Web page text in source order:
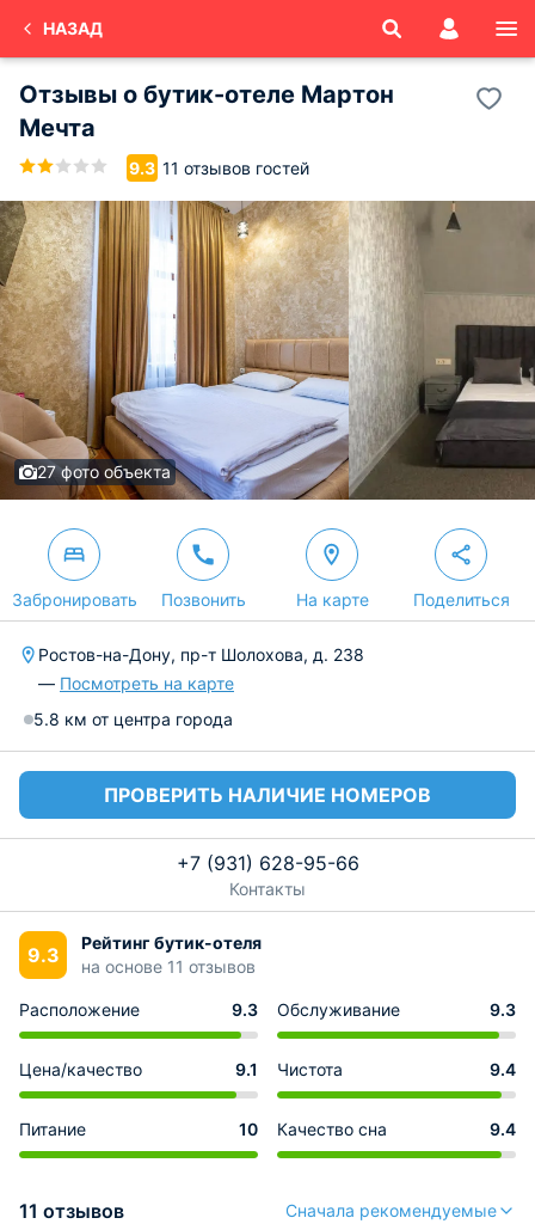
НАЗАД
Отзывы о бутик-отеле Мартон
Мечта
9.3 11 отзывов гостей
27 фото объекта
Забронировать Позвонить На карте Поделиться
Ростов-на-Дону, пр-т Шолохова, д. 238
— Посмотреть на карте
5.8 км от центра города
ПРОВЕРИТЬ НАЛИЧИЕ НОМЕРОВ
+7 (931) 628-95-66
Контакты
9.3
Рейтинг бутик-отеля
на основе 11 отзывов
Расположение 9.3 Обслуживание 9.3
Цена/качество 9.1 Чистота 9.4
Питание 10 Качество сна 9.4
11 отзывов Сначала рекомендуемые